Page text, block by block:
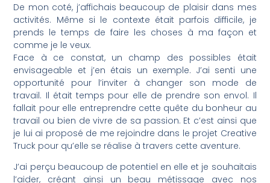
De mon coté, j’affichais beaucoup de plaisir dans mes
activités. Même si le contexte était parfois difficile, je
prends le temps de faire les choses à ma façon et
comme je le veux.
Face à ce constat, un champ des possibles était
envisageable et j’en étais un exemple. J’ai senti une
opportunité pour l’inviter à changer son mode de
travail. Il était temps pour elle de prendre son envol. Il
fallait pour elle entreprendre cette quête du bonheur au
travail ou bien de vivre de sa passion. Et c’est ainsi que
je lui ai proposé de me rejoindre dans le projet Creative
Truck pour qu’elle se réalise à travers cette aventure.
J’ai perçu beaucoup de potentiel en elle et je souhaitais
l’aider, créant ainsi un beau métissage avec nos